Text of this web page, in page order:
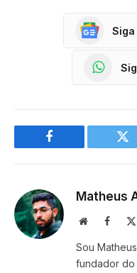
Siga
Facebook
Matheus
Website
Sou
fundador do